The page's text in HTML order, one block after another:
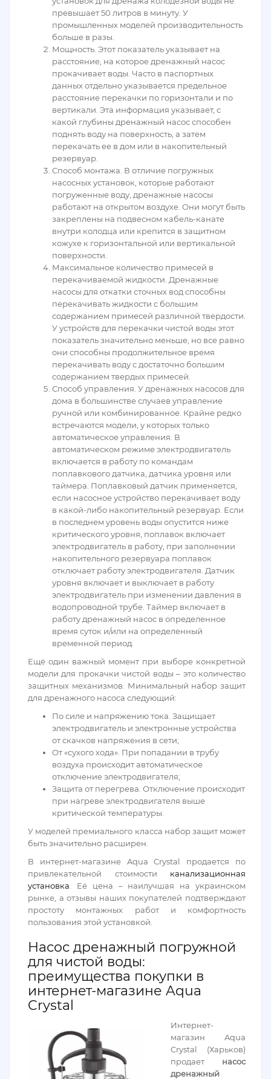
превышает 50 литров в минуту. У
промышленных моделей производительность
больше в разы.
Мощность. Этот показатель указывает на
расстояние, на которое дренажный насос
прокачивает воды. Часто в паспортных
данных отдельно указывается предельное
расстояние перекачки по горизонтали и по
вертикали. Эта информация указывает, с
какой глубины дренажный насос способен
поднять воду на поверхность, а затем
перекачать ее в дом или в накопительный
резервуар.
Способ монтажа. В отличие погружных
насосных установок, которые работают
погруженные воду, дренажные насосы
работают на открытом воздухе. Они могут быть
закреплены на подвесном кабель-канате
внутри колодца или крепится в защитном
кожухе к горизонтальной или вертикальной
поверхности.
Максимальное количество примесей в
перекачиваемой жидкости. Дренажные
насосы для откатки сточных вод способны
перекачивать жидкости с большим
содержанием примесей различной твердости.
У устройств для перекачки чистой воды этот
показатель значительно меньше, но все равно
они способны продолжительное время
перекачивать воду с достаточно большим
содержанием твердых примесей.
Способ управления. У дренажных насосов для
дома в большинстве случаев управление
ручной или комбинированное. Крайне редко
встречаются модели, у которых только
автоматическое управления. В
автоматическом режиме электродвигатель
включается в работу по командам
поплавкового датчика, датчика уровня или
таймера. Поплавковый датчик применяется,
если насосное устройство перекачивает воду
в какой-либо накопительный резервуар. Если
в последнем уровень воды опустится ниже
критического уровня, поплавок включает
электродвигатель в работу, при заполнении
накопительного резервуара поплавок
отключает работу электродвигателя. Датчик
уровня включает и выключает в работу
электродвигатель при изменении давления в
водопроводной трубе. Таймер включает в
работу дренажный насос в определенное
время суток и/или на определенный
временной период.
Ещё один важный момент при выборе конкретной
модели для прокачки чистой воды – это количество
защитных механизмов. Минимальный набор защит
для дренажного насоса следующий:
По силе и напряжению тока. Защищает
электродвигатель и электронные устройства
от скачков напряжения в сети;
От «сухого хода». При попадании в трубу
воздуха происходит автоматическое
отключение электродвигателя;
Защита от перегрева. Отключение происходит
при нагреве электродвигателя выше
критической температуры.
У моделей премиального класса набор защит может
быть значительно расширен.
В интернет-магазине Aqua Crystal продается по
привлекательной стоимости канализационная
установка . Её цена – наилучшая на украинском
рынке, а отзывы наших покупателей подтверждают
простоту монтажных работ и комфортность
пользования этой установкой.
Насос дренажный погружной
для чистой воды:
преимущества покупки в
интернет-магазине Aqua
Crystal
Интернет-
магазин Aqua
Crystal (Харьков)
продает насос
дренажный